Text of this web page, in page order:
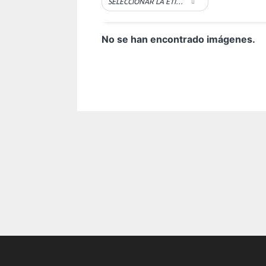
No se han encontrado imágenes.